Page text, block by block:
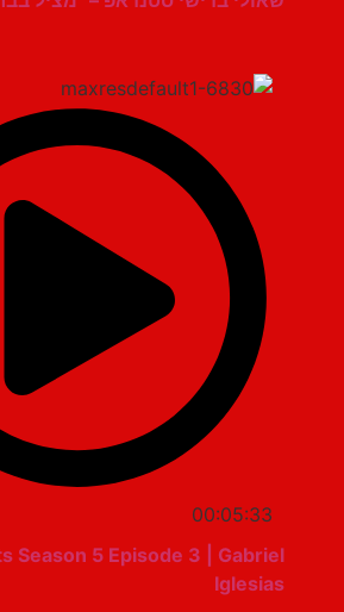
00:05:33
Bits Season 5 Episode 3 | Gabriel
Iglesias